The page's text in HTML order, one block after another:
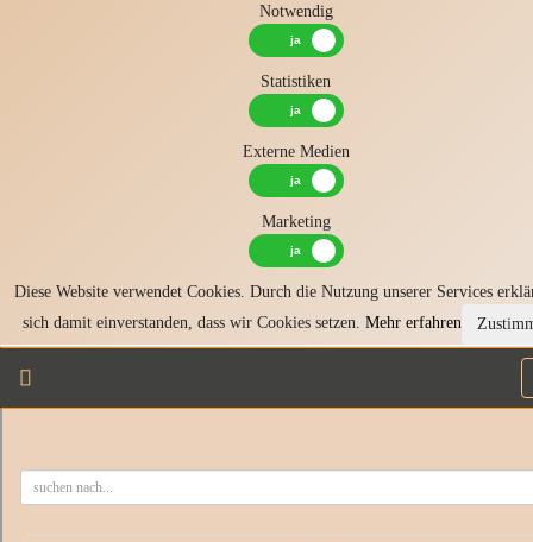
Notwendig
Statistiken
Externe Medien
Marketing
Diese Website verwendet Cookies. Durch die Nutzung unserer Services
sich damit einverstanden, dass wir Cookies setzen. Mehr erfahren